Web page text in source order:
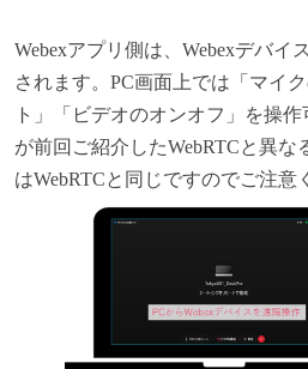
Webexアプリ側は、Webexデバイ
されます。PC画面上では「マイ
ト」「ビデオのオンオフ」を操
が前回ご紹介したWebRTCと異な
はWebRTCと同じですのでご注意